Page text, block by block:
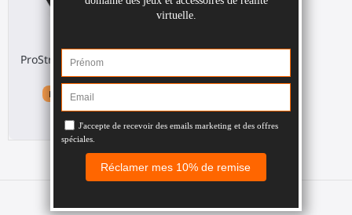
ProStraps grepp för Quest
Meta Quest 1 / Rift S
30,00 €